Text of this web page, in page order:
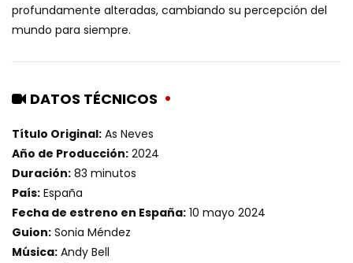
profundamente alteradas, cambiando su percepción del
mundo para siempre.
DATOS TÉCNICOS
Título Original: As Neves
Año de Producción: 2024
Duración: 83 minutos
País: España
Fecha de estreno en España: 10 mayo 2024
Guion: Sonia Méndez
Música: Andy Bell